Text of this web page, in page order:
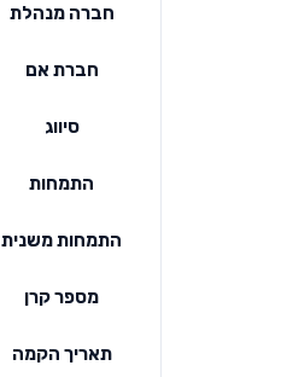
חברה מנהלת
חברת אם
סיווג
התמחות
התמחות משנית
מספר קרן
תאריך הקמה